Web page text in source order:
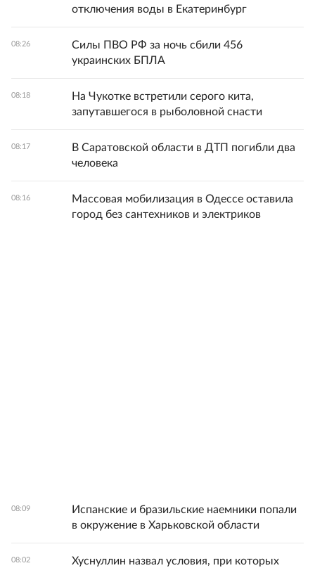
отключения воды в Екатеринбург
08:26
Силы ПВО РФ за ночь сбили 456
украинских БПЛА
08:18
На Чукотке встретили серого кита,
запутавшегося в рыболовной снасти
08:17
В Саратовской области в ДТП погибли два
человека
08:16
Массовая мобилизация в Одессе оставила
город без сантехников и электриков
08:09
Испанские и бразильские наемники попали
в окружение в Харьковской области
08:02
Хуснуллин назвал условия, при которых